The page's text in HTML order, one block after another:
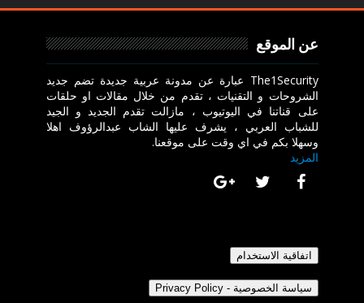
عن الموقع
The1Security عبارة عن مدونة عربية جديدة تضم جديد
الشروحات و التقنيات ، تقدم من خلال مقالات او حلقات
على قناتنا في اليوتيوب ، مازالت تقدم الجديد و الجيد
للشباب العربي ، يشرف عليها الشاب عبدالرؤوف اهلا
وسهلا بكم في اي وقت على موقعنا.
المزيد